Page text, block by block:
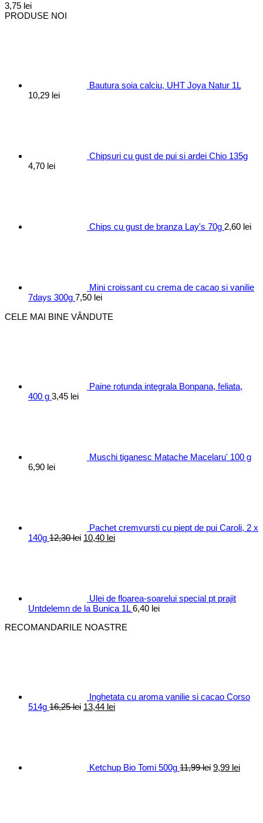
3,75 lei
PRODUSE NOI
Bautura soia calciu, UHT Joya Natur 1L
10,29 lei
Chipsuri cu gust de pui si ardei Chio 135g
4,70 lei
Chips cu gust de branza Lay's 70g 2,60 lei
Mini croissant cu crema de cacao si vanilie
7days 300g 7,50 lei
CELE MAI BINE VÂNDUTE
Paine rotunda integrala Bonpana, feliata,
400 g 3,45 lei
Muschi tiganesc Matache Macelaru' 100 g
6,90 lei
Pachet cremvursti cu piept de pui Caroli, 2 x
140g 12,30lei Prețul
10,40 leiPrețul
Ulei de floarea-soarelui special pt prajit
Untdelemn de la Bunica 1L 6,40 lei
RECOMANDARILE NOASTRE
Inghetata cu aroma vanilie si cacao Corso
514g 16,25lei Prețul
13,44 leiPrețul
Ketchup Bio Tomi 500g 11,99lei 9,99 lei